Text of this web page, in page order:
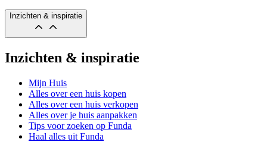
Inzichten & inspiratie
Inzichten & inspiratie
Mijn Huis
Alles over een huis kopen
Alles over een huis verkopen
Alles over je huis aanpakken
Tips voor zoeken op Funda
Haal alles uit Funda